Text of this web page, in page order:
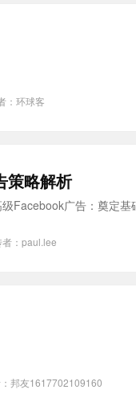
： 环球客
策略解析
Facebook广告：奠定
者： paul.lee
邦友1617702109160